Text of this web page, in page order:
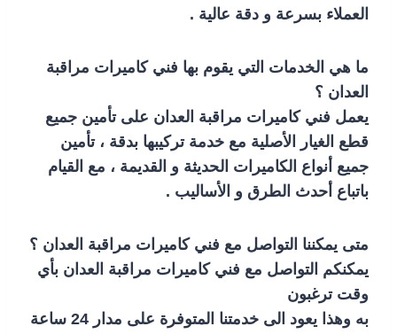
العملاء بسرعة و دقة عالية .
ما هي الخدمات التي يقوم بها فني كاميرات مراقبة
العدان ؟
يعمل فني كاميرات مراقبة العدان على تأمين جميع
قطع الغيار الأصلية مع خدمة تركيبها بدقة ، تأمين
جميع أنواع الكاميرات الحديثة و القديمة ، مع القيام
باتباع أحدث الطرق و الأساليب .
متى يمكننا التواصل مع فني كاميرات مراقبة العدان ؟
يمكنكم التواصل مع فني كاميرات مراقبة العدان بأي
وقت ترغبون
به وهذا يعود الى خدمتنا المتوفرة على مدار 24 ساعة